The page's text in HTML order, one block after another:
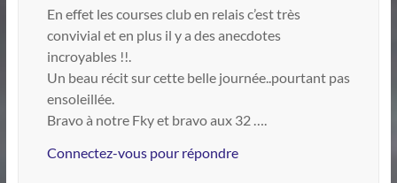
En effet les courses club en relais c’est très
convivial et en plus il y a des anecdotes
incroyables !!.
Un beau récit sur cette belle journée..pourtant pas
ensoleillée.
Bravo à notre Fky et bravo aux 32 ….
Connectez-vous pour répondre